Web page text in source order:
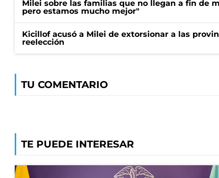
Milei sobre las familias que no llegan a fin de
pero estamos mucho mejor"
Kicillof acusó a Milei de extorsionar a las
reelección
TU COMENTARIO
TE PUEDE INTERESAR